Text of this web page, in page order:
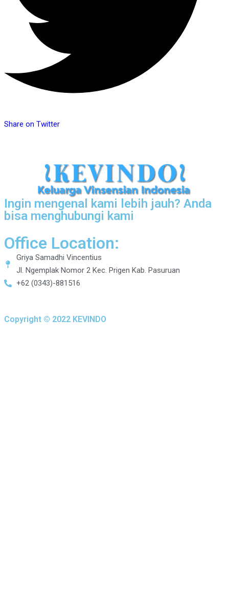
Share on Twitter
Ingin mengenal kami lebih jauh? Anda
bisa menghubungi kami
Office Location:
Griya Samadhi Vincentius
Jl. Ngemplak Nomor 2 Kec. Prigen Kab. Pasuruan
+62 (0343)-881516
Copyright © 2022 KEVINDO